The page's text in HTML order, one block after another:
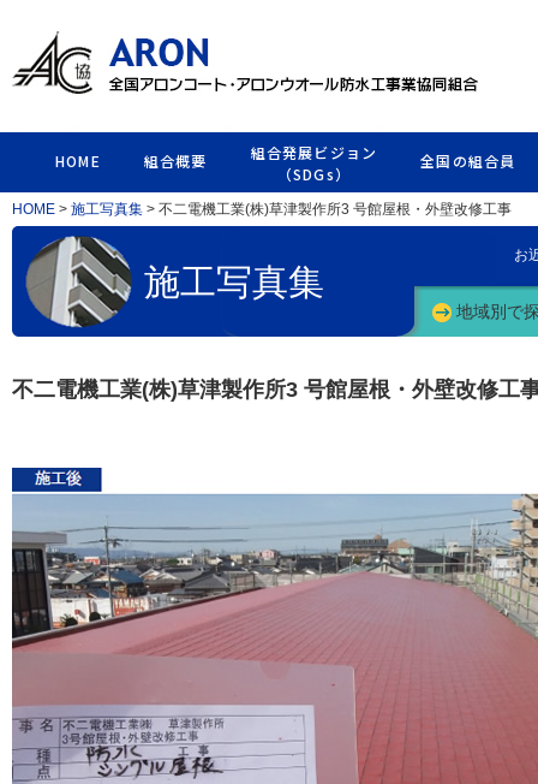
HOME 組合概要
組合発展ビジョン
（SDGs）
全国の組合員
HOME > 施工写真集 > 不二電機工業(株)草津製作所3 号館屋根・外壁改修工事
施工写真集
お
地域別で
不二電機工業(株)草津製作所3 号館屋根・外壁改修工